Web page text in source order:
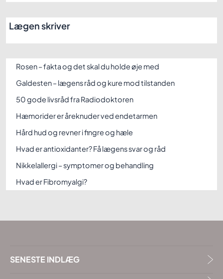
Lægen skriver
Rosen – fakta og det skal du holde øje med
Galdesten – lægens råd og kure mod tilstanden
50 gode livsråd fra Radiodoktoren
Hæmorider er åreknuder ved endetarmen
Hård hud og revner i fingre og hæle
Hvad er antioxidanter? Få lægens svar og råd
Nikkelallergi – symptomer og behandling
Hvad er Fibromyalgi?
SENESTE INDLÆG